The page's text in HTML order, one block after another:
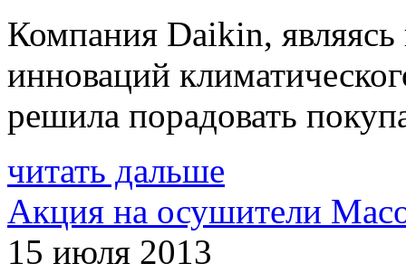
Компания Daikin,
инноваций
решила порадовать
читать дальше
Акция на осушители
15 июля 2013